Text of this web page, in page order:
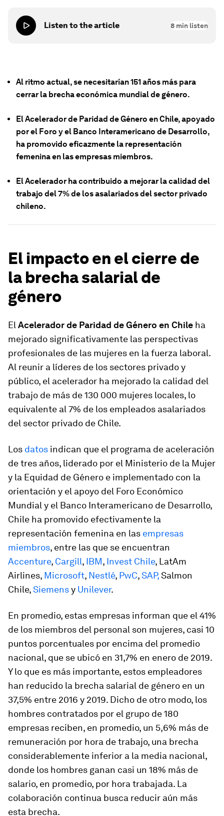
Listen to the article 8 min listen
Al ritmo actual, se necesitarían 151 años más para
cerrar la brecha económica mundial de género.
El Acelerador de Paridad de Género en Chile, apoyado
por el Foro y el Banco Interamericano de Desarrollo,
ha promovido eficazmente la representación
femenina en las empresas miembros.
El Acelerador ha contribuido a mejorar la calidad del
trabajo del 7% de los asalariados del sector privado
chileno.
El impacto en el cierre de
la brecha salarial de
género
El Acelerador de Paridad de Género en Chile ha
mejorado significativamente las perspectivas
profesionales de las mujeres en la fuerza laboral.
Al reunir a líderes de los sectores privado y
público, el acelerador ha mejorado la calidad del
trabajo de más de 130 000 mujeres locales, lo
equivalente al 7% de los empleados asalariados
del sector privado de Chile.
Los datos indican que el programa de aceleración
de tres años, liderado por el Ministerio de la Mujer
y la Equidad de Género e implementado con la
orientación y el apoyo del Foro Económico
Mundial y el Banco Interamericano de Desarrollo,
Chile ha promovido efectivamente la
representación femenina en las empresas
miembros, entre las que se encuentran
Accenture, Cargill, IBM, Invest Chile, LatAm
Airlines, Microsoft, Nestlé, PwC,SAP,Salmon
Chile,Siemensy Unilever.
En promedio, estas empresas informan que el 41%
de los miembros del personal son mujeres, casi 10
puntos porcentuales por encima del promedio
nacional, que se ubicó en 31,7% en enero de 2019.
Y lo que es más importante, estos empleadores
han reducido la brecha salarial de género en un
37,5% entre 2016 y 2019. Dicho de otro modo, los
hombres contratados por el grupo de 180
empresas reciben, en promedio, un 5,6% más de
remuneración por hora de trabajo, una brecha
considerablemente inferior a la media nacional,
donde los hombres ganan casi un 18% más de
salario, en promedio, por hora trabajada. La
colaboración continua busca reducir aún más
esta brecha.